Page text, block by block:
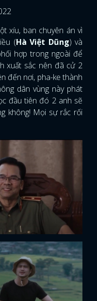
xíu, ban chuyên án vì
(Hà Việt Dũng) và
hợp trong ngoài để
xuất sắc nên đã cử 2
đến nơi, pha-ke thành
dân vùng này phát
đầu tiên đó 2 anh sẽ
không! Mọi sự rắc rối